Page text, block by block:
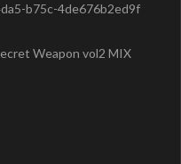
b75c-4de676b2ed9f
Weapon vol2 MIX